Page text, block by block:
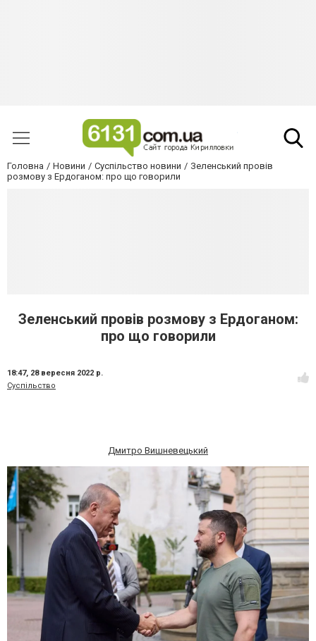
Головна Новини Суспільство новини
Зеленський провів
розмову з Ердоганом: про що говорили
Зеленський провів розмову з Ердоганом:
про що говорили
18:47, 28 вересня 2022 р.
Суспільство
Дмитро Вишневецький